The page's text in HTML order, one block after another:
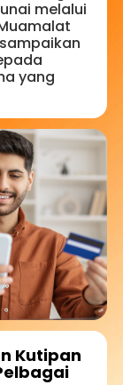
melalui
yang
Kutipan